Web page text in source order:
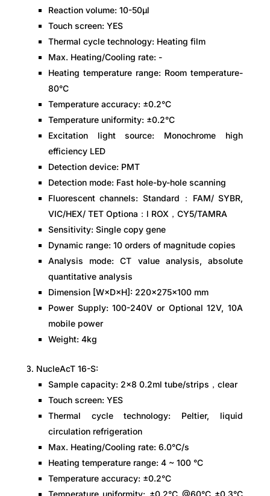
Reaction volume: 10-50μl
Touch screen: YES
Thermal cycle technology: Heating film
Max. Heating/Cooling rate: -
Heating temperature range: Room temperature-
80°C
Temperature accuracy: ±0.2°C
Temperature uniformity: ±0.2°C
Excitation light source: Monochrome high
efficiency LED
Detection device: PMT
Detection mode: Fast hole-by-hole scanning
Fluorescent channels: Standard：FAM/ SYBR,
VIC/HEX/ TET Optiona：l ROX，CY5/TAMRA
Sensitivity: Single copy gene
Dynamic range: 10 orders of magnitude copies
Analysis mode: CT value analysis, absolute
quantitative analysis
Dimension [W×D×H]: 220×275×100 mm
Power Supply: 100-240V or Optional 12V, 10A
mobile power
Weight: 4kg
NucleAcT 16-S:
Sample capacity: 2×8 0.2ml tube/strips，clear
Touch screen: YES
Thermal cycle technology: Peltier, liquid
circulation refrigeration
Max. Heating/Cooling rate: 6.0°C/s
Heating temperature range: 4 ~ 100 °C
Temperature accuracy: ±0.2°C
Temperature uniformity: ±0.2°C @60°C ±0.3°C